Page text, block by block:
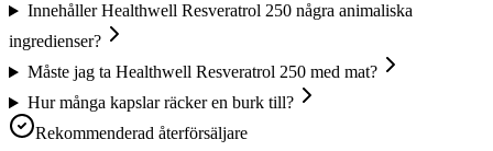
Innehåller Healthwell Resveratrol 250 några animaliska
ingredienser?
Måste jag ta Healthwell Resveratrol 250 med mat?
Hur många kapslar räcker en burk till?
Rekommenderad återförsäljare